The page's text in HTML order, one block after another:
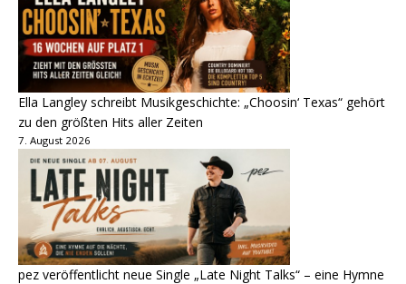
Ella Langley schreibt Musikgeschichte: „Choosin‘ Texas“ gehört
zu den größten Hits aller Zeiten
7. August 2026
pez veröffentlicht neue Single „Late Night Talks“ – eine Hymne